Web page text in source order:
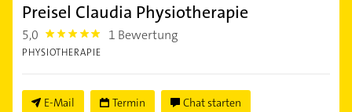
Preisel Claudia Physiotherapie
5,0 5.0 1 Bewertung
PHYSIOTHERAPIE
E-Mail Termin Chat starten